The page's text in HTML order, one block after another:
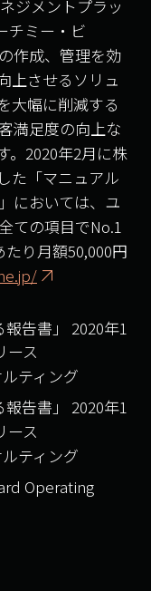
ジメントプラッ
チミー・ビ
作成、管理を効
上させるソリュ
大幅に削減する
満足度の向上な
。2020年2月に株
た「マニュアル
においては、ユ
ての項目でNo.1
り月額50,000円
告書」 2020年1
ース
ティング
告書」 2020年1
ース
ティング
Operating